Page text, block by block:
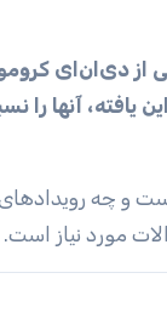
آنها را
و چه
مورد نیاز است.